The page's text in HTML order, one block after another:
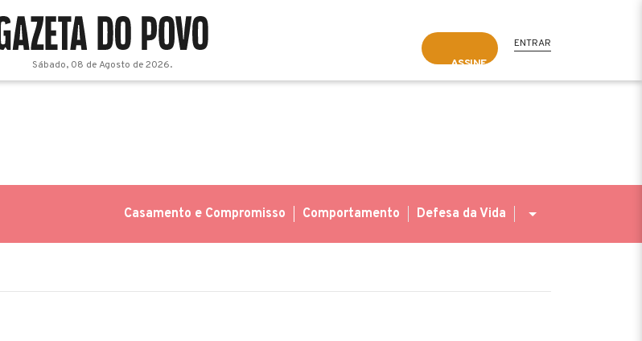
ASSINE
ENTRAR
Sábado, 08 de Agosto de 2026.
Casamento e Compromisso Comportamento Defesa da Vida